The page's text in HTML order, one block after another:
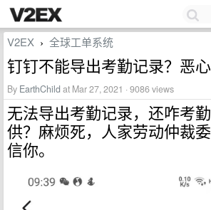
V2EX › 全球工单系统
钉钉不能导出考勤记录？恶
By EarthChild at Mar 27, 2021 · 9086 views
无法导出考勤记录，还咋考
供？麻烦死，人家劳动仲裁
信你。